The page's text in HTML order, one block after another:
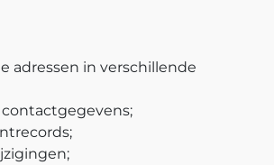
adressen in verschillende